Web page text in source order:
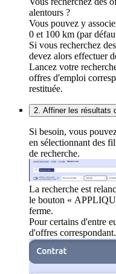
alentours ?
Vous pouvez y
0 et 100 km (par
Si vous recherchez
devez alors effectuer
Lancez votre
offres d'emploi
restituée.
2. Affiner les résultats
Si besoin, vous
en sélectionnant des
de recherche.
La recherche est
le bouton «
ferme.
Pour certains d'entre
d'offres correspondant.